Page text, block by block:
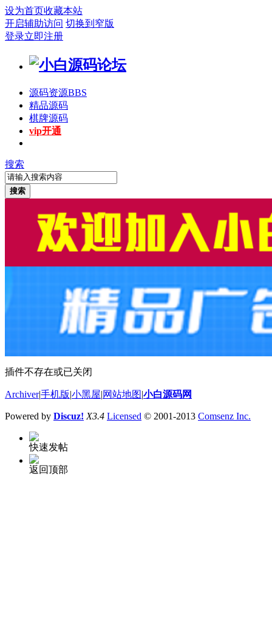
设为首页收藏本站
开启辅助访问 切换到窄版
登录立即注册
源码资源BBS
精品源码
棋牌源码
vip开通
搜索
搜索
插件不存在或已关闭
Archiver|手机版 小黑屋 网站地图 小白源码网
Powered by Discuz! X3.4 Licensed © 2001-2013 Comsenz Inc.
快速发帖
返回顶部